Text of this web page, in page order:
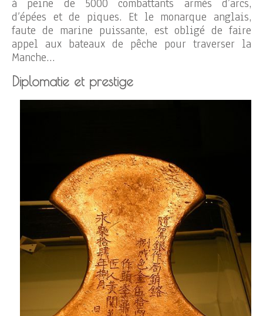
à peine de 5000 combattants armés d’arcs,
d’épées et de piques. Et le monarque anglais,
faute de marine puissante, est obligé de faire
appel aux bateaux de pêche pour traverser la
Manche…
Diplomatie et prestige